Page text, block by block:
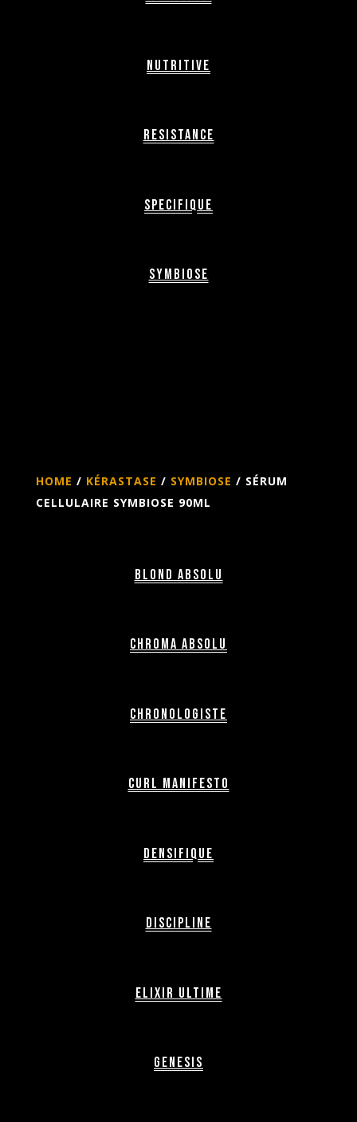
Nutritive
Resistance
Specifique
Symbiose
HOME / KÉRASTASE / SYMBIOSE / SÉRUM
CELLULAIRE SYMBIOSE 90ML
Blond Absolu
Chroma Absolu
Chronologiste
Curl Manifesto
Densifique
Discipline
Elixir Ultime
Genesis